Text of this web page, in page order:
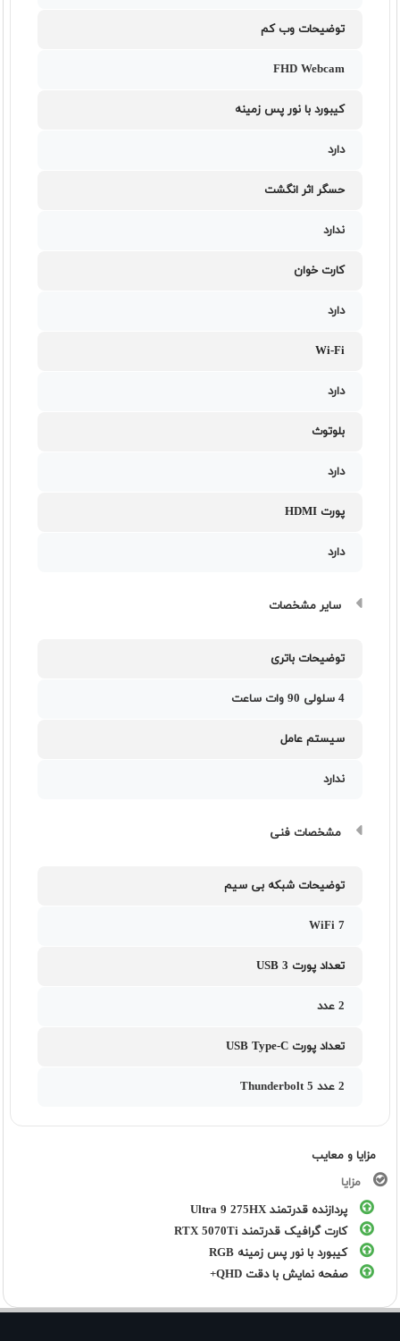
توضیحات وب کم
FHD Webcam
کیبورد با نور پس زمینه
دارد
حسگر اثر انگشت
ندارد
کارت خوان
دارد
Wi-Fi
دارد
بلوتوث
دارد
پورت HDMI
دارد
سایر مشخصات
توضیحات باتری
4 سلولی 90 وات ساعت
سیستم عامل
ندارد
مشخصات فنی
توضیحات شبکه بی سیم
WiFi 7
تعداد پورت USB 3
2 عدد
تعداد پورت USB Type-C
2 عدد Thunderbolt 5
مزایا و معایب
مزایا
پردازنده قدرتمند Ultra 9 275HX
کارت گرافیک قدرتمند RTX 5070Ti
کیبورد با نور پس زمینه RGB
صفحه نمایش با دقت QHD+